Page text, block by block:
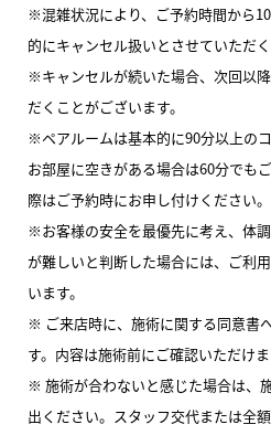
※混雑状況により、ご予約時間から
的にキャンセル扱いとさせていただ
※キャンセルが続いた場合、次回以
だくことがございます。
※ペアルームは基本的に90分以上の
お部屋に空きがある場合は60分でも
際はご予約時にお申し付けください。
※お客様の安全を最優先に考え、体
が難しいと判断した場合には、ご利
います。
※ ご来店時に、施術に関する同意書
す。内容は施術前にご確認いただけま
※ 施術が合わないと感じた場合は、
出ください。スタッフ交代または全